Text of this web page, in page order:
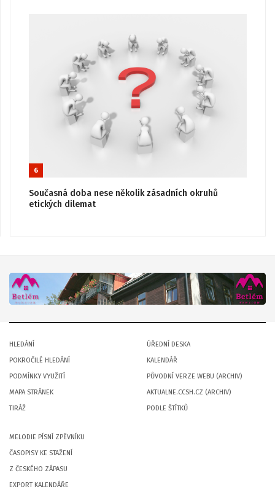
6
Současná doba nese několik zásadních okruhů
etických dilemat
HLEDÁNÍ
POKROČILÉ HLEDÁNÍ
PODMÍNKY VYUŽITÍ
MAPA STRÁNEK
TIRÁŽ
ÚŘEDNÍ DESKA
KALENDÁŘ
PŮVODNÍ VERZE WEBU (ARCHIV)
AKTUALNE.CCSH.CZ (ARCHIV)
PODLE ŠTÍTKŮ
MELODIE PÍSNÍ ZPĚVNÍKU
ČASOPISY KE STAŽENÍ
Z ČESKÉHO ZÁPASU
EXPORT KALENDÁŘE